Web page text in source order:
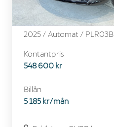
CUPRA - TAVASCAN
CUPRA 210 KW / 286 HK
2025 / Automat / PLR03B
Kontantpris
548 600 kr
Billån
5 185 kr/mån